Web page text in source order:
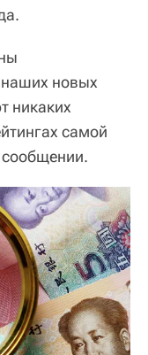
новых
никаких
самой